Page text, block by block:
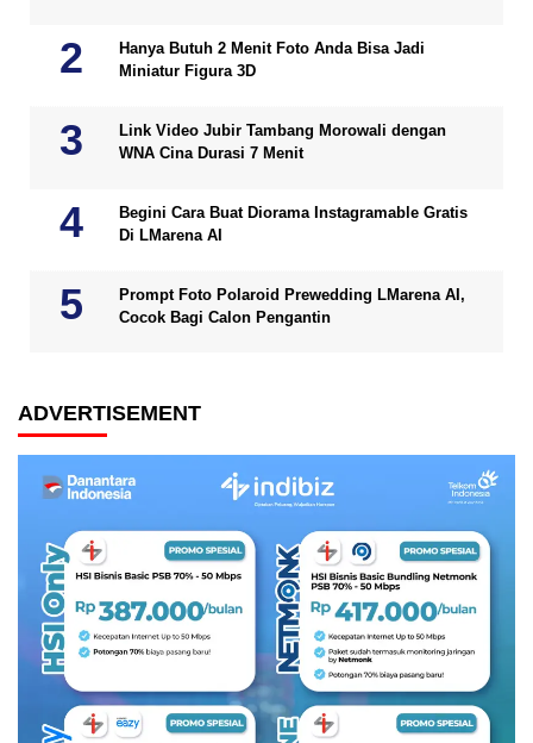
Hanya Butuh 2 Menit Foto Anda Bisa Jadi
Miniatur Figura 3D
Link Video Jubir Tambang Morowali dengan
WNA Cina Durasi 7 Menit
Begini Cara Buat Diorama Instagramable Gratis
Di LMarena AI
Prompt Foto Polaroid Prewedding LMarena AI,
Cocok Bagi Calon Pengantin
ADVERTISEMENT